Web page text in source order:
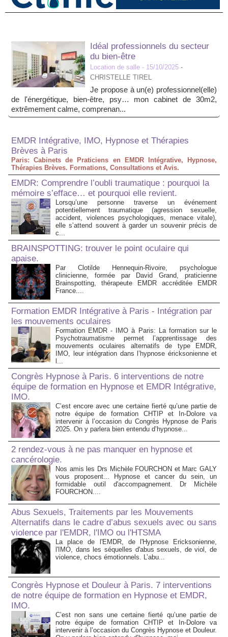
Idéal professionnels du secteur
du bien-être
Location de salle - 15/10/2025 -
CHRISTELLE TIREL
Je propose à un(e) professionnel(elle)
de l'énergétique, bien-être, psy… mon cabinet de 30m2,
extrêmement calme, comprenan...
EMDR Intégrative, IMO, Hypnose et Thérapies
Brèves à Paris
Paris: Cabinets de Praticiens en EMDR Intégrative, Hypnose,
Thérapies Brèves. Formations, Consultations et Avis.
EMDR: Comprendre l’oubli traumatique : pourquoi la
mémoire s’efface… et pourquoi elle revient.
Lorsqu’une personne traverse un événement
potentiellement traumatique (agression sexuelle,
accident, violences psychologiques, menace vitale),
elle s’attend souvent à garder un souvenir précis de
c...
BRAINSPOTTING: trouver le point oculaire qui
apaise.
Par Clotilde Hennequin-Rivoire, psychologue
clinicienne, formée par David Grand, praticienne
Brainspotting, thérapeute EMDR accréditée EMDR
France....
Formation EMDR Intégrative à Paris - Intégration par
les mouvements oculaires
Formation EMDR - IMO à Paris: La formation sur le
Psychotraumatisme permet l’apprentissage des
mouvements oculaires alternatifs de type EMDR,
IMO, leur intégration dans l’hypnose éricksonienne et
l...
Congrès Hypnose à Paris. 6 interventions de notre
équipe de formation en Hypnose et EMDR Intégrative,
IMO.
C’est encore avec une certaine fierté qu’une partie de
notre équipe de formation CHTIP et In-Dolore va
intervenir à l’occasion du Congrès Hypnose de Paris
2025. On y parlera bien entendu d’hypnose...
2 rendez-vous à ne pas manquer en hypnose et
cancérologie.
Nos amis les Drs Michèle FOURCHON et Marc GALY
vous proposent... Hypnose et cancer du sein, un
formidable outil d'accompagnement. Dr Michèle
FOURCHON....
Abus Sexuels, Traitements par les Mouvements
Alternatifs dans le cadre d’abus sexuels avec ou sans
violence par l'EMDR, l'IMO ou l'HTSMA
La place de l'EMDR, de l'Hypnose Ericksonienne,
l'IMO, dans les séquelles d'abus sexuels, de viol, de
violence, chocs émotionnels. L’abu...
Congrès Hypnose et Douleur à Paris. 7 interventions
de notre équipe de formation en Hypnose et EMDR,
IMO.
C’est non sans une certaine fierté qu’une partie de
notre équipe de formation CHTIP et In-Dolore va
intervenir à l’occasion du Congrès Hypnose et Douleur.